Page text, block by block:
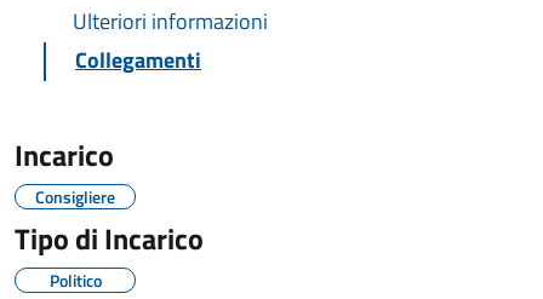
Ulteriori informazioni
Collegamenti
Incarico
Consigliere
Tipo di Incarico
Politico